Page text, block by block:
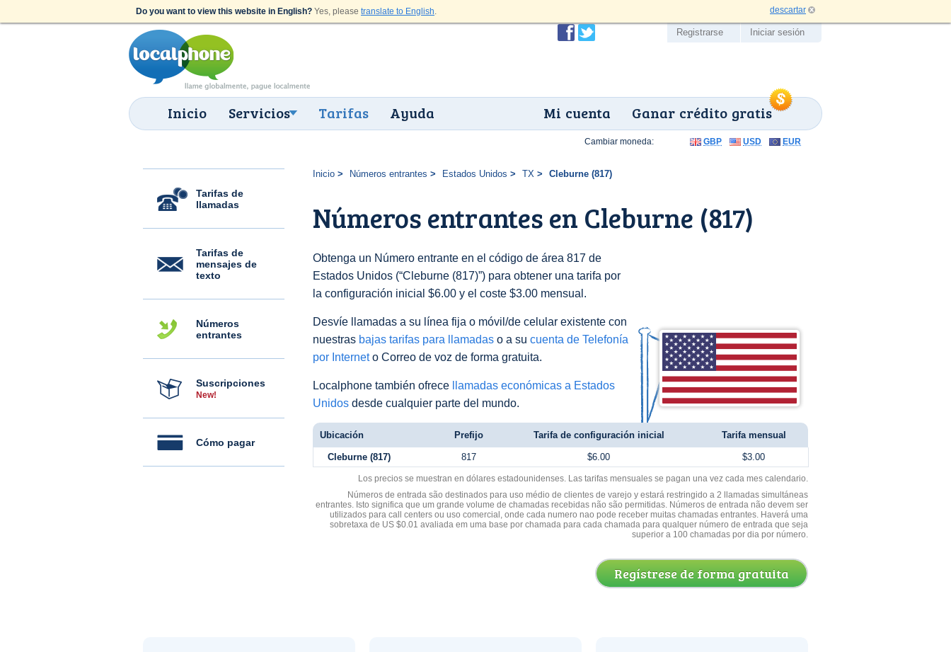
Do you want to view this website in English? Yes, please translate to English. descartar
Inicio Servicios Tarifas Ayuda Ganar crédito gratis
Mi cuenta
Registrarse Iniciar sesión
Tarifas de
llamadas
Tarifas de
mensajes de
texto
Números
entrantes
Suscripciones
New!
Cómo pagar
Inicio Números entrantes Estados Unidos TX Cleburne (817)
Números entrantes en Cleburne (817)
Obtenga un Número entrante en el código de área 817 de
Estados Unidos (“Cleburne (817)”) para obtener una tarifa por
la configuración inicial $6.00 y el coste $3.00 mensual.
Desvíe llamadas a su línea fija o móvil/de celular existente con
nuestras bajas tarifas para llamadas o a su cuenta de Telefonía
por Interneto Correo de voz de forma gratuita.
Localphone también ofrece
llamadas económicas a Estados
Unidos desde cualquier parte del mundo.
Cambiar moneda: GBP USD EUR
Ubicación Prefijo Tarifa de configuración inicial Tarifa mensual
Cleburne (817) 817 $6.00 $3.00
Los precios se muestran en dólares estadounidenses. Las tarifas mensuales se pagan una vez cada mes calendario.
Números de entrada são destinados para uso médio de clientes de varejo y estará restringido a 2 llamadas simultáneas
entrantes. Isto significa que um grande volume de chamadas recebidas não são permitidas. Números de entrada não devem ser
utilizados para call centers ou uso comercial, onde cada numero nao pode receber muitas chamadas entrantes. Haverá uma
sobretaxa de US $0.01 avaliada em uma base por chamada para cada chamada para qualquer número de entrada que seja
superior a 100 chamadas por dia por número.
Regístrese de forma gratuita